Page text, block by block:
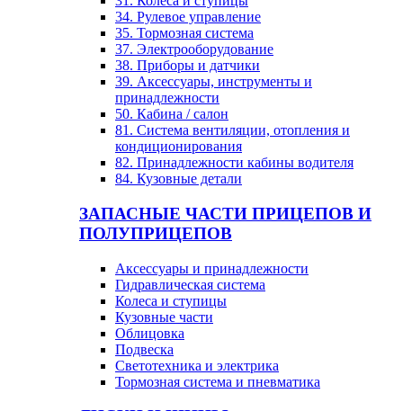
34. Рулевое управление
35. Тормозная система
37. Электрооборудование
38. Приборы и датчики
39. Аксессуары, инструменты и
принадлежности
50. Кабина / салон
81. Система вентиляции, отопления и
кондиционирования
82. Принадлежности кабины водителя
84. Кузовные детали
ЗАПАСНЫЕ ЧАСТИ ПРИЦЕПОВ И
ПОЛУПРИЦЕПОВ
Аксессуары и принадлежности
Гидравлическая система
Колеса и ступицы
Кузовные части
Облицовка
Подвеска
Светотехника и электрика
Тормозная система и пневматика